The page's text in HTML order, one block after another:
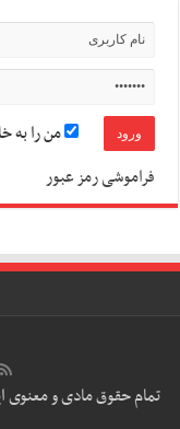
من را به
فراموشی رمز عبور
تمام حقوق مادی و معنوی